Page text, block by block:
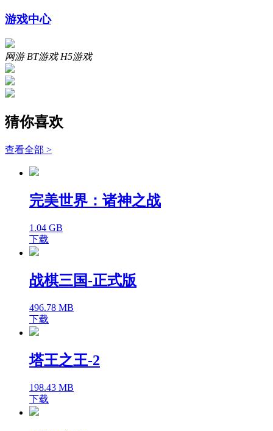
游戏中心
网游 BT游戏 H5游戏
猜你喜欢
查看全部 >
完美世界：诸神之战
1.04 GB
下载
战棋三国-正式版
496.78 MB
下载
塔王之王-2
198.43 MB
下载